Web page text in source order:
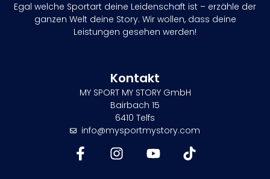
Egal welche Sportart deine Leidenschaft ist – erzähle der
ganzen Welt deine Story. Wir wollen, dass deine
Leistungen gesehen werden!
Kontakt
MY SPORT MY STORY GmbH
Bairbach 15
6410 Telfs
info@mysportmystory.com